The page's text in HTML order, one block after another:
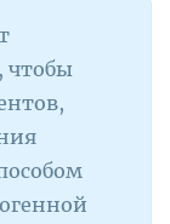
чтобы